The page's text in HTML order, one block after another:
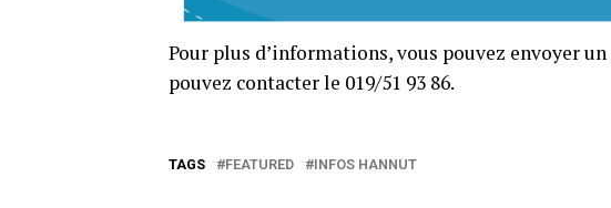
Pour plus d’informations, vous pouvez envoyer
pouvez contacter le 019/51 93 86.
TAGS FEATURED INFOS HANNUT